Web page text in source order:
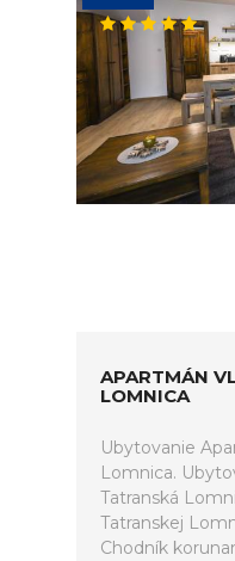
APARTMÁN
LOMNICA
Ubytovanie
Lomnica.
Tatranská
Tatranskej
Chodník